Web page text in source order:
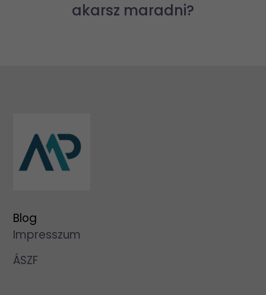
akarsz maradni?
Blog
Impresszum
ÁSZF